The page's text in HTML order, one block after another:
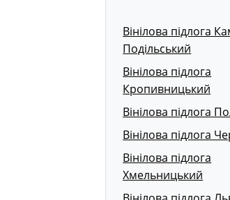
Вінілова підлога
Подільський
Вінілова підлога
Кропивницький
Вінілова підлога
Вінілова підлога
Вінілова підлога
Хмельницький